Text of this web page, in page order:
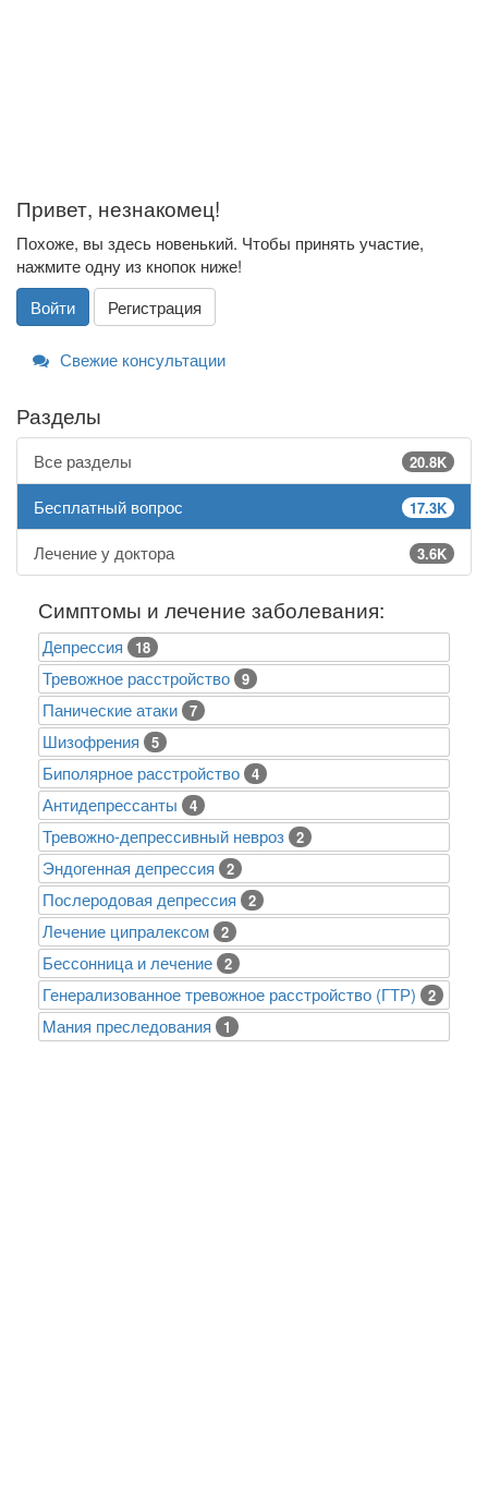
Привет, незнакомец!
Похоже, вы здесь новенький. Чтобы принять участие,
нажмите одну из кнопок ниже!
Войти
Регистрация
Свежие консультации
Разделы
Все разделы 20.8K
Бесплатный вопрос 17.3K
Лечение у доктора 3.6K
Симптомы и лечение заболевания:
Депрессия 18
Тревожное расстройство 9
Панические атаки 7
Шизофрения 5
Биполярное расстройство 4
Антидепрессанты 4
Тревожно-депрессивный невроз 2
Эндогенная депрессия 2
Послеродовая депрессия 2
Лечение ципралексом 2
Бессонница и лечение 2
Генерализованное тревожное расстройство (ГТР) 2
Mания преследования 1